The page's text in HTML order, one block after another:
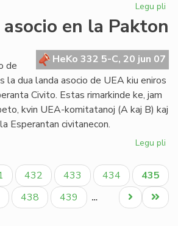
Legu pli
en
de
en la Pakton
HeKo 332 5-C, 20 jun 07
de
la dua landa asocio de UEA kiu eniros
Civito. Estas rimarkinde ke, jam
kvin UEA-komitatanoj (A kaj B) kaj
Esperantan civitanecon.
Legu pli
en
la
Paĝo
432 Paĝo
433 Paĝo
434
Aktuala
paĝo
435
Paĝo
438 Paĝo
439 …
Last
page
Next
page